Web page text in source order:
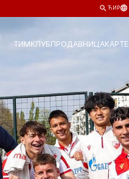
ЋИР
ТИМКЛУБПРОДАВНИЦАКАРТЕ